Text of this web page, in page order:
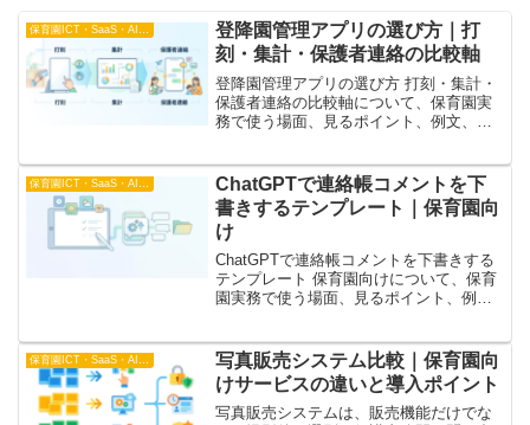
保育園ICT・SaaS・AI比較
登降園管理アプリの選び方｜打
刻・集計・保護者連絡の比較軸
登降園管理アプリの選び方 打刻・集計・
保護者連絡の比較軸について、保育園実
務で使う場面、見るポイント、例文、確
連絡のポイントを整理します。関連記事
とあわせて園内で調
ChatGPTで連絡帳コメントを下
書きするテンプレート｜保育園向
け
ChatGPTで連絡帳コメントを下書きする
テンプレート 保育園向けについて、保育
園実務で使う場面、見るポイント、例
トと確認手順をまとめます。関連記事と
あわせて
写真販売システム比較｜保育園向
けサービスの違いと導入ポイント
写真販売システムは、販売機能だけでな